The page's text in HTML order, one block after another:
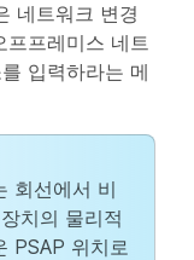
네트워크 변경
프프레미스 네트
입력하라는 메
회선에서 비
치의 물리적
PSAP 위치로